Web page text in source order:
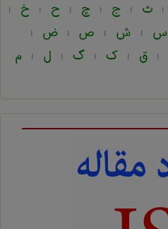
| ث | ج | چ | ح | خ |
س | ش | ص | ض |
| ق | ک | گ | ل | م